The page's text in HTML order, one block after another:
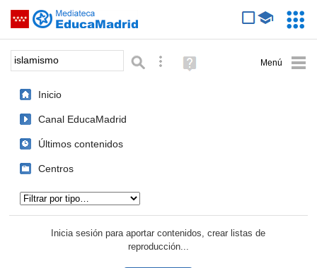
Saltar navegación
Palabra o frase: Búsqueda avanzada
Ayuda
(en
Inicio
Canal EducaMadrid
Últimos contenidos
Centros
Inicia sesión para aportar contenidos, crear listas de
reproducción...